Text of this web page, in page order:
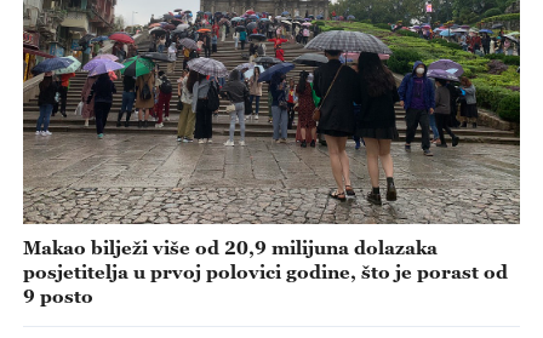
Makao bilježi više od 20,9 milijuna dolazaka
posjetitelja u prvoj polovici godine, što je porast od
9 posto